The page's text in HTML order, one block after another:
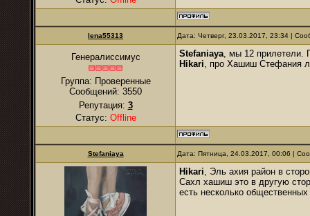
lena55313 Дата: Четверг, 23.03.2017, 23:34 |
Генералиссимус
Группа: Проверенные
Сообщений: 3550
Репутация: 3
Статус: Offline
Stefaniaya, мы 12 прилетели.
Hikari, про Хашиш Стефания
Stefaniaya Дата: Пятница, 24.03.2017, 00:06 |
Hikari, Эль ахия район в
Сахл хашиш это в другую
есть несколько